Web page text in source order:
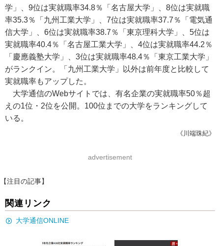
学」、9位は実就職率34.8％「名古屋大学」、8位は実就職
率35.3％「九州工業大学」、7位は実就職率37.7％「電気通
信大学」、6位は実就職率38.7％「東京理科大学」、5位は
実就職率40.4％「名古屋工業大学」、4位は実就職率44.2％
「慶應義塾大学」、3位は実就職率48.4％「東京工業大学」
がランクイン。「九州工業大学」以外は前年度と比較して
実就職率もアップした。
大学通信のWebサイトでは、有名企業の実就職率50％超
えの1位・2位を公開。100位までの大学をランキングして
いる。
《川端珠紀》
advertisement
【注目の記事】
関連リンク
大学通信ONLINE